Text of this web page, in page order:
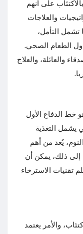
على أنهم
والعلاجات
تشمل التأمل،
الطعام الصحي.
والعائلة، والعلاج
خط الدفاع الأول
يشمل التغذية
يُعد من أهم
إلى ذلك، يمكن أن
تقنيات الاسترخاء
والأمر يعتمد